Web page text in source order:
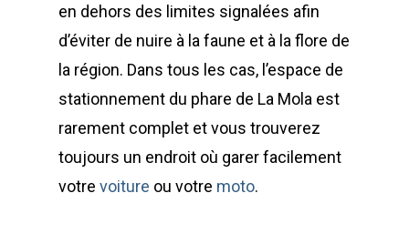
en dehors des limites signalées afin
d’éviter de nuire à la faune et à la flore de
la région. Dans tous les cas, l’espace de
stationnement du phare de La Mola est
rarement complet et vous trouverez
toujours un endroit où garer facilement
votre voiture ou votre moto.